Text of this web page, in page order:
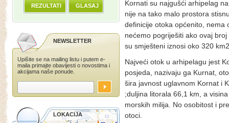
REZULTATI GLASAJ
NEWSLETTER
Upišite se na mailing listu i putem e-
maila primajte obavijesti o novostima i
akcijama naše ponude.
LOKACIJA
Kornati su najgušći arhipelag
nije na tako malo prostora
definicije otoka općenito, nema
nećemo pogriješiti ako ovaj
su smješteni iznosi oko 320
Najveći otok u arhipelagu jest
posjeda, nazivaju ga Kurnat,
šira javnost uglavnom Kornat i
;duljina litorala 66,1 km, a
morskih milija. No osobitost i
otoci.